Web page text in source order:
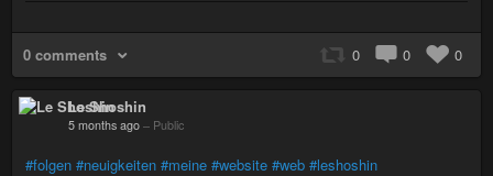
0 comments 0 0 0
Le Shoshin
5 months ago – Public
#folgen #neuigkeiten #meine #website #web #leshoshin